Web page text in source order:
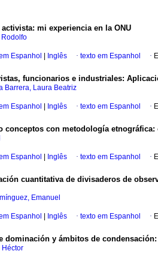
activista: mi experiencia en la ONU
Espanhol Inglês · texto em Espanhol ·
funcionarios e industriales:
Barrera, Laura Beatriz
Espanhol Inglês · texto em Espanhol ·
conceptos con metodología etnográfica:
Espanhol Inglês · texto em Espanhol ·
cuantitativa de divisaderos de
Emanuel
Espanhol Inglês · texto em Espanhol ·
dominación y ámbitos de condensación
Héctor